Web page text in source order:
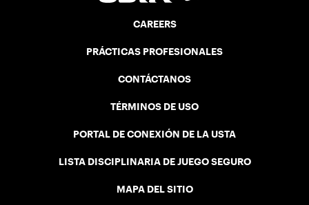
CAREERS
PRÁCTICAS PROFESIONALES
CONTÁCTANOS
TÉRMINOS DE USO
PORTAL DE CONEXIÓN DE LA USTA
LISTA DISCIPLINARIA DE JUEGO SEGURO
MAPA DEL SITIO